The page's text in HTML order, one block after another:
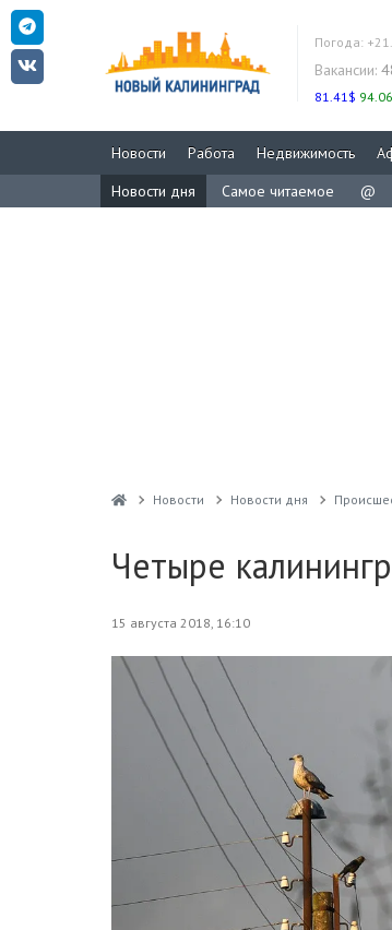
Погода:
Вакансии:
81.41$
Новости Работа Недвижимость
Новости дня
Самое читаемое @
Новости Новости дня
Четыре
15 августа 2018, 16:10